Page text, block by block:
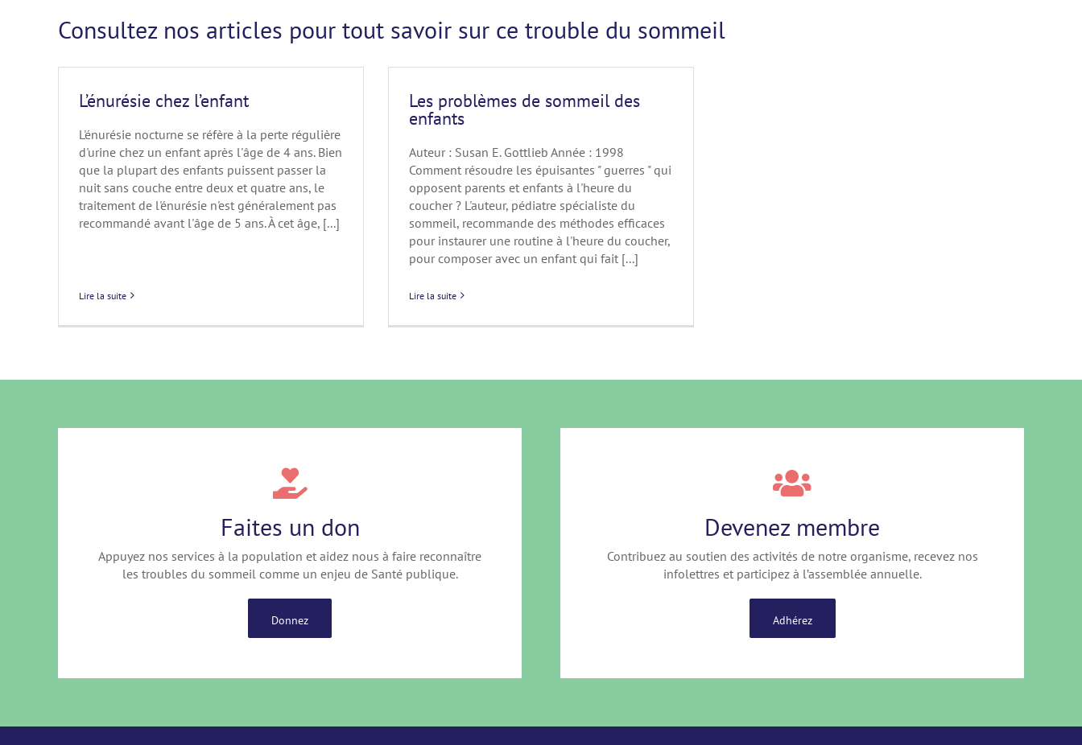
Consultez nos articles pour tout savoir sur ce trouble du sommeil
L’énurésie chez l’enfant
L'énurésie nocturne se réfère à la perte régulière
d'urine chez un enfant après l'âge de 4 ans. Bien
que la plupart des enfants puissent passer la
nuit sans couche entre deux et quatre ans, le
traitement de l'énurésie n'est généralement pas
recommandé avant l'âge de 5 ans. À cet âge, [...]
Lire la suite
Les problèmes de sommeil des
enfants
Auteur : Susan E. Gottlieb Année : 1998
Comment résoudre les épuisantes " guerres " qui
opposent parents et enfants à l'heure du
coucher ? L'auteur, pédiatre spécialiste du
sommeil, recommande des méthodes efficaces
pour instaurer une routine à l'heure du coucher,
pour composer avec un enfant qui fait [...]
Lire la suite
Faites un don
Appuyez nos services à la population et aidez nous à faire reconnaître
les troubles du sommeil comme un enjeu de Santé publique.
Donnez
Devenez membre
Contribuez au soutien des activités de notre organisme, recevez nos
infolettres et participez à l’assemblée annuelle.
Adhérez